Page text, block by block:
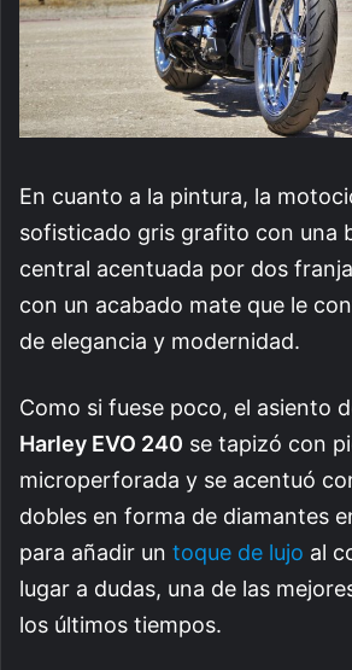
En cuanto a la pintura, la
sofisticado gris grafito con una
central acentuada por dos
con un acabado mate que le
de elegancia y modernidad.
Como si fuese poco, el asiento
Harley EVO 240 se tapizó con
microperforada y se acentuó
dobles en forma de diamantes
para añadir un toque de lujo al
lugar a dudas, una de las
los últimos tiempos.